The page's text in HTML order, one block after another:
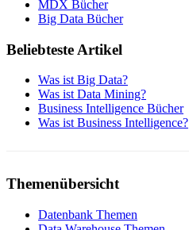
MDX Bücher
Big Data Bücher
Beliebteste Artikel
Was ist Big Data?
Was ist Data Mining?
Business Intelligence Bücher
Was ist Business Intelligence?
Themenübersicht
Datenbank Themen